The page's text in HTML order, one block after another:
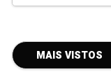
MAIS VISTOS